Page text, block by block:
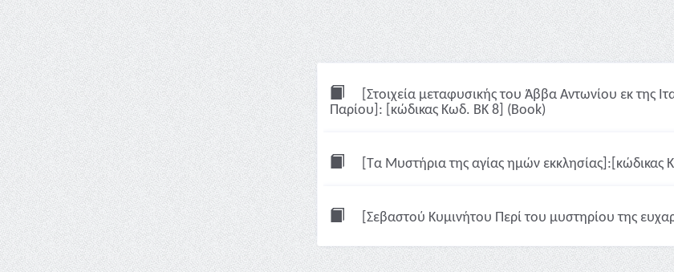
[Στοιχεία μεταφυσικής του Άββα Αντωνίου εκ της
Παρίου]: [κώδικας Κωδ. ΒΚ 8] (Book)
[Τα Μυστήρια της αγίας ημών εκκλησίας]:[κώδικας
[Σεβαστού Κυμινήτου Περί του μυστηρίου της